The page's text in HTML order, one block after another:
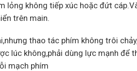
lỏng không tiếp xúc hoặc đứt
trên main.
thao tác phím không trôi
lúc không,phải dùng lực mạnh để
mạch phím